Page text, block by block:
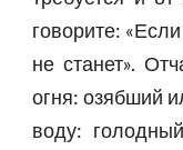
говорите:
не станет».
огня: озябший
воду: